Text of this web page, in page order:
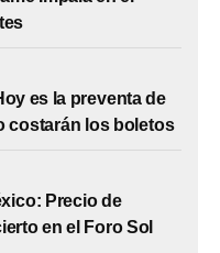
es la preventa de
costarán los boletos
Precio de
en el Foro Sol